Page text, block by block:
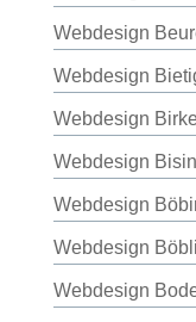
Webdesign
Webdesign
Webdesign
Webdesign
Webdesign
Webdesign
Webdesign